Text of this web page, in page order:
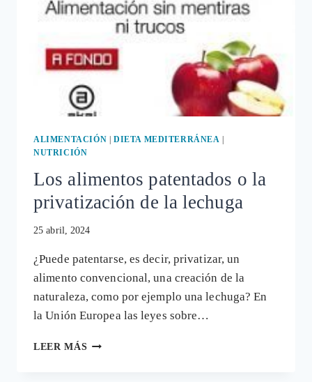
ALIMENTACIÓN | DIETA MEDITERRÁNEA |
NUTRICIÓN
Los alimentos patentados o la
privatización de la lechuga
25 abril, 2024
¿Puede patentarse, es decir, privatizar, un
alimento convencional, una creación de la
naturaleza, como por ejemplo una lechuga? En
la Unión Europea las leyes sobre…
LEER MÁS LOS